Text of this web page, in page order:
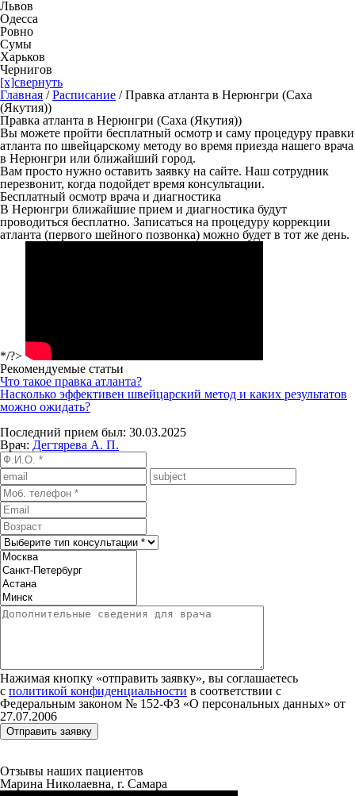
Львов
Одесса
Ровно
Сумы
Харьков
Чернигов
[x]свернуть
Главная /Расписание /Правка атланта в Нерюнгри (Саха
(Якутия))
Правка атланта в Нерюнгри (Саха (Якутия))
Вы можете пройти бесплатный осмотр и саму процедуру правки
атланта по швейцарскому методу во время приезда нашего врача
в Нерюнгри или ближайший город.
Вам просто нужно оставить заявку на сайте. Наш сотрудник
перезвонит, когда подойдет время консультации.
Бесплатный осмотр врача и диагностика
В Нерюнгри ближайшие прием и диагностика будут
проводиться бесплатно. Записаться на процедуру коррекции
атланта (первого шейного позвонка) можно будет в тот же день.
*/?>
Рекомендуемые статьи
Что такое правка атланта?
Насколько эффективен швейцарский метод и каких результатов
можно ожидать?
Последний прием был: 30.03.2025
Врач: Дегтярева А. П.
Нажимая кнопку «отправить заявку», вы соглашаетесь
с политикой конфиденциальности в соответствии с
Федеральным законом № 152‑ФЗ «О персональных данных» от
27.07.2006
Отзывы наших пациентов
Марина Николаевна, г. Самара